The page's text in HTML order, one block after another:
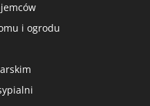
i ogrodu